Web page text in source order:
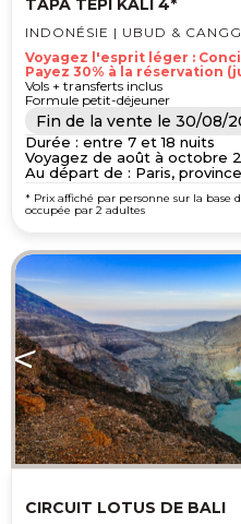
TAPA TEPI KALI 4*
INDONÉSIE | UBUD &
Voyagez l'esprit léger :
Payez 30% à la réservation
Vols + transferts inclus
Formule petit-déjeuner
Fin de la vente le 30/08/
Durée : entre 7 et 18 nuits
Voyagez de août à octobre
Au départ de : Paris, province
* Prix affiché par personne sur la base
occupée par 2 adultes
CIRCUIT LOTUS DE BALI